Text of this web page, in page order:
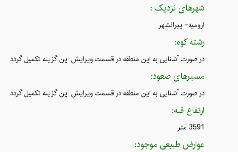
شهرهای نزدیک :
ارومیه- پیرانشهر
رشته کوه:
در صورت آشنایی به این منطقه در قسمت ویرایش این گزینه تکمیل گردد.
مسیرهای صعود:
در صورت آشنایی به این منطقه در قسمت ویرایش این گزینه تکمیل گردد.
ارتفاع قله:
3591 متر
عوارض طبیعی موجود: